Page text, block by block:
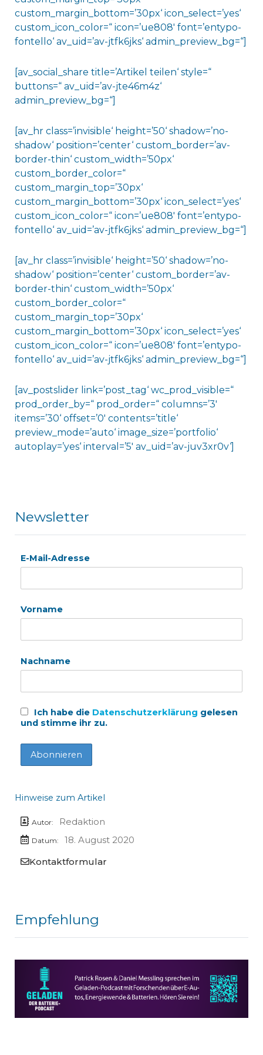
custom_margin_bottom=’30px‘ icon_select=’yes‘
custom_icon_color=“ icon=’ue808′ font=’entypo-
fontello‘ av_uid=’av-jtfk6jks‘ admin_preview_bg=“]
[av_social_share title=’Artikel teilen‘ style=“
buttons=“ av_uid=’av-jte46m4z‘
admin_preview_bg=“]
[av_hr class=’invisible‘ height=’50‘ shadow=’no-
shadow‘ position=’center‘ custom_border=’av-
border-thin‘ custom_width=’50px‘
custom_border_color=“
custom_margin_top=’30px‘
custom_margin_bottom=’30px‘ icon_select=’yes‘
custom_icon_color=“ icon=’ue808′ font=’entypo-
fontello‘ av_uid=’av-jtfk6jks‘ admin_preview_bg=“]
[av_hr class=’invisible‘ height=’50‘ shadow=’no-
shadow‘ position=’center‘ custom_border=’av-
border-thin‘ custom_width=’50px‘
custom_border_color=“
custom_margin_top=’30px‘
custom_margin_bottom=’30px‘ icon_select=’yes‘
custom_icon_color=“ icon=’ue808′ font=’entypo-
fontello‘ av_uid=’av-jtfk6jks‘ admin_preview_bg=“]
[av_postslider link=’post_tag‘ wc_prod_visible=“
prod_order_by=“ prod_order=“ columns=’3′
items=’30‘ offset=’0′ contents=’title‘
preview_mode=’auto‘ image_size=’portfolio‘
autoplay=’yes‘ interval=’5′ av_uid=’av-juv3xr0v‘]
Newsletter
E-Mail-Adresse
Vorname
Nachname
Ich habe die Datenschutzerklärung gelesen
und stimme ihr zu.
Hinweise zum Artikel
Autor: Redaktion
Datum:
18. August 2020
Kontaktformular
Empfehlung